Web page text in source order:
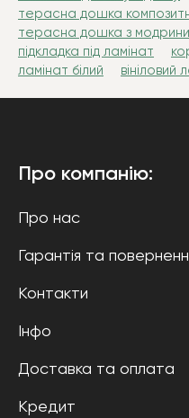
терасна дошка
терасна дошка з модрини
підкладка під ламінат
ламінат білий
вініловий
Про компанію:
Про нас
Гарантія та
Контакти
Інфо
Доставка та оплата
Кредит